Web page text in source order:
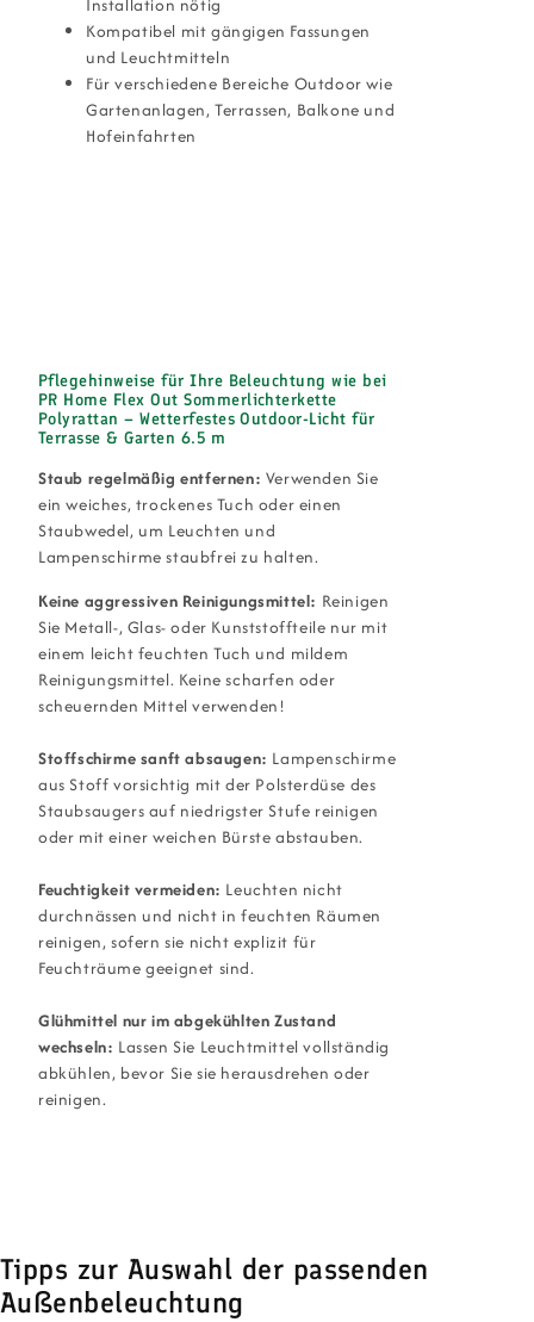
Kompatibel mit gängigen Fassungen
und Leuchtmitteln
Für verschiedene Bereiche Outdoor wie
Gartenanlagen, Terrassen, Balkone und
Hofeinfahrten
Pflegehinweise für Ihre Beleuchtung wie bei
PR Home Flex Out Sommerlichterkette
Polyrattan – Wetterfestes Outdoor-Licht für
Terrasse & Garten 6.5 m
Staub regelmäßig entfernen: Verwenden Sie
ein weiches, trockenes Tuch oder einen
Staubwedel, um Leuchten und
Lampenschirme staubfrei zu halten.
Keine aggressiven Reinigungsmittel: Reinigen
Sie Metall-, Glas- oder Kunststoffteile nur mit
einem leicht feuchten Tuch und mildem
Reinigungsmittel. Keine scharfen oder
scheuernden Mittel verwenden!
Stoffschirme sanft absaugen: Lampenschirme
aus Stoff vorsichtig mit der Polsterdüse des
Staubsaugers auf niedrigster Stufe reinigen
oder mit einer weichen Bürste abstauben.
Feuchtigkeit vermeiden: Leuchten nicht
durchnässen und nicht in feuchten Räumen
reinigen, sofern sie nicht explizit für
Feuchträume geeignet sind.
Glühmittel nur im abgekühlten Zustand
wechseln: Lassen Sie Leuchtmittel vollständig
abkühlen, bevor Sie sie herausdrehen oder
reinigen.
Tipps zur Auswahl der passenden
Außenbeleuchtung